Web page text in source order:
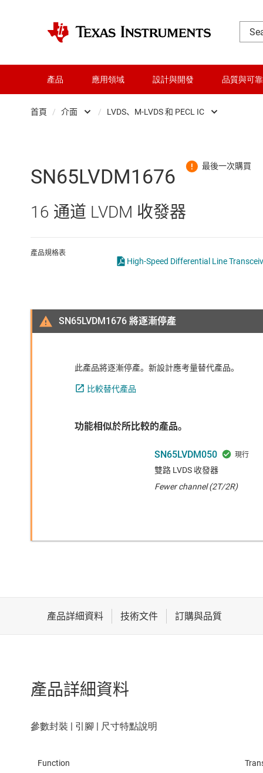
產品 應用領域 設計與開發 品質與可
首頁 / 介面
射頻 (RF) 與微波
感測器
數據轉換器
/ LVDS、M-LVDS 和 PECL IC
HDMI、顯示介面和 MIPI IC
IO-Link 和數位 I/O
LVDS、M-LVDS 和 PECL IC
RS-232 收發器
SN65LVDM1676
16 通道 LVDM 收發器
產品規格表
High-Speed Differential Line
SN65LVDM1676 將逐漸停產
此產品將逐漸停產。新設計應考量替代產品。
比較替代產品
功能相似於所比較的產品。
SN65LVDM050
雙路 LVDS 收發器
Fewer channel (2T/2R)
產品詳細資料
Function